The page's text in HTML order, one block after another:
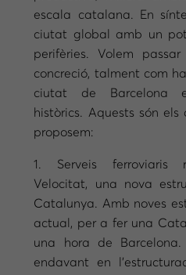
escala catalana. En
ciutat global amb un
perifèries. Volem
concreció, talment com
ciutat de Barcelona
històrics. Aquests són els
proposem:
1. Serveis ferroviaris
Velocitat, una nova
Catalunya. Amb noves
actual, per a fer una
una hora de
endavant en